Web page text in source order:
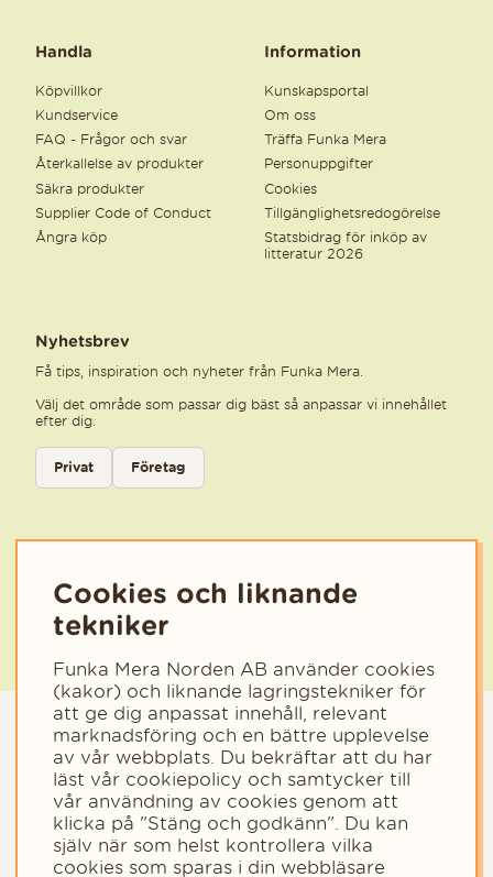
Handla
Köpvillkor
Kundservice
FAQ - Frågor och svar
Återkallelse av produkter
Säkra produkter
Supplier Code of Conduct
Ångra köp
Information
Kunskapsportal
Om oss
Träffa Funka Mera
Personuppgifter
Cookies
Tillgänglighetsredogörelse
Statsbidrag för inköp av
litteratur 2026
Nyhetsbrev
Få tips, inspiration och nyheter från Funka Mera.
Välj det område som passar dig bäst så anpassar vi innehållet
efter dig.
Välj kategori för nyhetsbrev
Privat
Företag
Copyright © 2023 - Funka Mera Norden AB
Cookies och liknande
tekniker
Funka Mera Norden AB använder cookies
(kakor) och liknande lagringstekniker för
att ge dig anpassat innehåll, relevant
marknadsföring och en bättre upplevelse
av vår webbplats. Du bekräftar att du har
läst vår cookiepolicy och samtycker till
vår användning av cookies genom att
klicka på "Stäng och godkänn". Du kan
själv när som helst kontrollera vilka
cookies som sparas i din webbläsare